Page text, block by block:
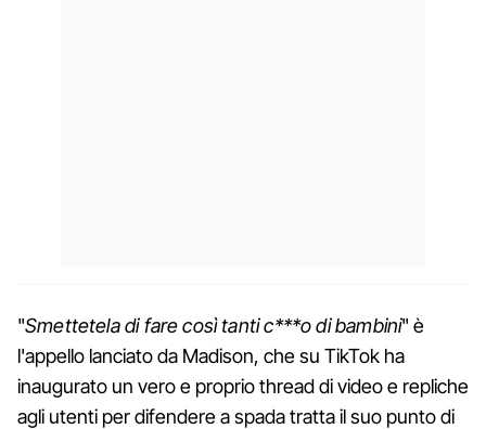
"Smettetela di fare così tanti c***o di bambini" è
l'appello lanciato da Madison, che su TikTok ha
inaugurato un vero e proprio thread di video e repliche
agli utenti per difendere a spada tratta il suo punto di